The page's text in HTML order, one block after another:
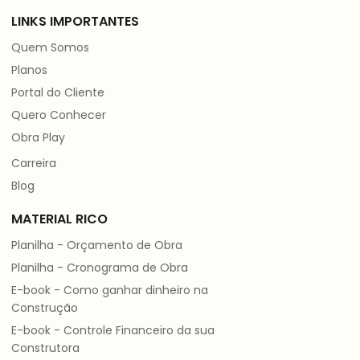
LINKS IMPORTANTES
Quem Somos
Planos
Portal do Cliente
Quero Conhecer
Obra Play
Carreira
Blog
MATERIAL RICO
Planilha - Orçamento de Obra
Planilha - Cronograma de Obra
E-book - Como ganhar dinheiro na
Construção
E-book - Controle Financeiro da sua
Construtora